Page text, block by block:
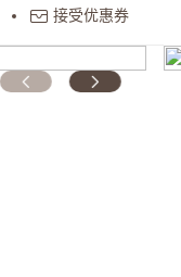
接受优惠券